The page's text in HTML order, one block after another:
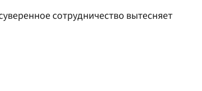
сотрудничество вытесняет